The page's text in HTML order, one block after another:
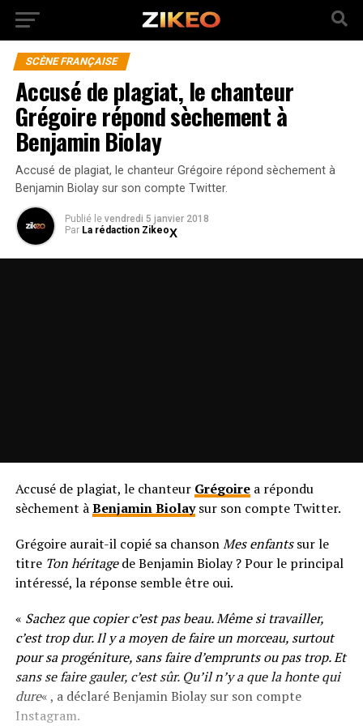
SCÈNE FRANÇAISE
Accusé de plagiat, le chanteur
Grégoire répond sèchement à
Benjamin Biolay
Accusé de plagiat, le chanteur Grégoire répond sèchement à
Benjamin Biolay sur son compte Twitter.
Publié le vendredi 5 janvier 2018
Par La rédaction Zikeo
Accusé de plagiat, le chanteur Grégoirea répondu
sèchement àBenjamin Biolaysur son compte Twitter.
Grégoire aurait-il copié sa chansonMes enfantssur le
titre Ton héritagede Benjamin Biolay ? Pour le principal
intéressé, la réponse semble être oui.
« Sachez que copier c’est pas beau. Même si travailler,
c’est trop dur. Il y a moyen de faire un morceau, surtout
pour sa progéniture, sans faire d’emprunts ou pas trop. Et
sans se faire gauler, c’est sûr. Qu’il n’y a que la honte qui
dure« , a déclaré Benjamin Biolay sur son compte
Instagram.